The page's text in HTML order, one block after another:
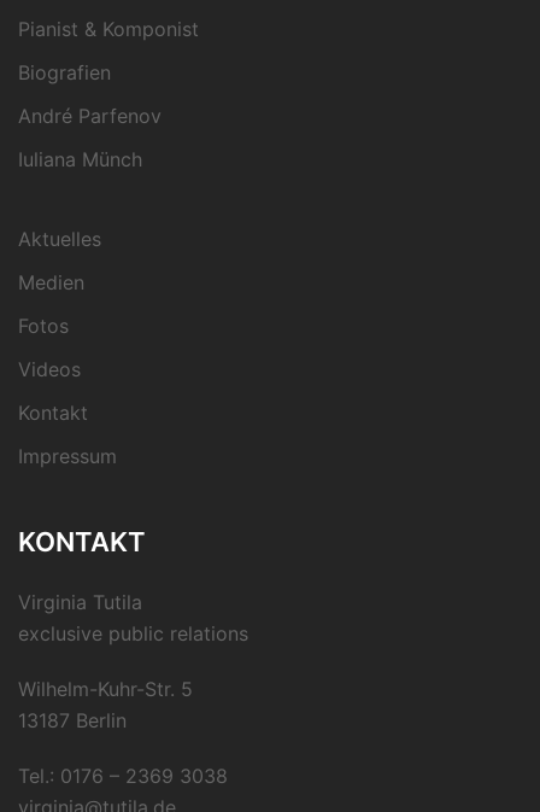
Pianist & Komponist
Biografien
André Parfenov
Iuliana Münch
Aktuelles
Medien
Fotos
Videos
Kontakt
Impressum
KONTAKT
Virginia Tutila
exclusive public relations
Wilhelm-Kuhr-Str. 5
13187 Berlin
Tel.: 0176 – 2369 3038
virginia@tutila.de